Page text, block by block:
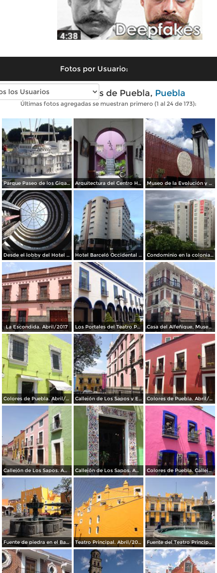
Fotos por Usuario:
Fotos modernas de Puebla, Puebla
Últimas fotos agregadas se muestran primero (1 al 24 de 173):
Parque Paseo de los Gigantes. Enero/2016 Arquitectura del Centro Histórico de Puebla. Julio/2017 Museo de la Evolución y Teleférico de Puebla. Julio/2017
Desde el lobby del Hotel Barceló Occidental JF Puebla. Julio/2017 Hotel Barceló Occidental JF Puebla. Julio/2017 Condominio en la colonia La Paz. Julio/2017
La Escondida. Abril/2017 Los Portales del Teatro Principal. Abril/2017 Casa del Alfeñique, Museo. Abril/2017
Colores de Puebla. Abril/2017 Callejón de Los Sapos y Edificio El Carolino. Abril/2017 Colores de Puebla. Abril/2017
Callejón de Los Sapos. Abril/2017 Callejón de Los Sapos. Abril/2017 Colores de Puebla. Callejón de Los Sapos. Abril/2017
Fuente de piedra en el Barrio del Artista. Abril/2017 Teatro Principal. Abril/2017 Fuente del Teatro Principal. Abril/2017